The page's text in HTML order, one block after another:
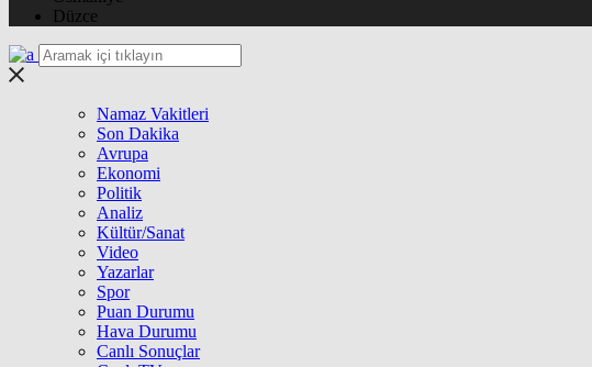
Düzce
Namaz Vakitleri
Son Dakika
Avrupa
Ekonomi
Politik
Analiz
Kültür/Sanat
Video
Yazarlar
Spor
Puan Durumu
Hava Durumu
Canlı Sonuçlar